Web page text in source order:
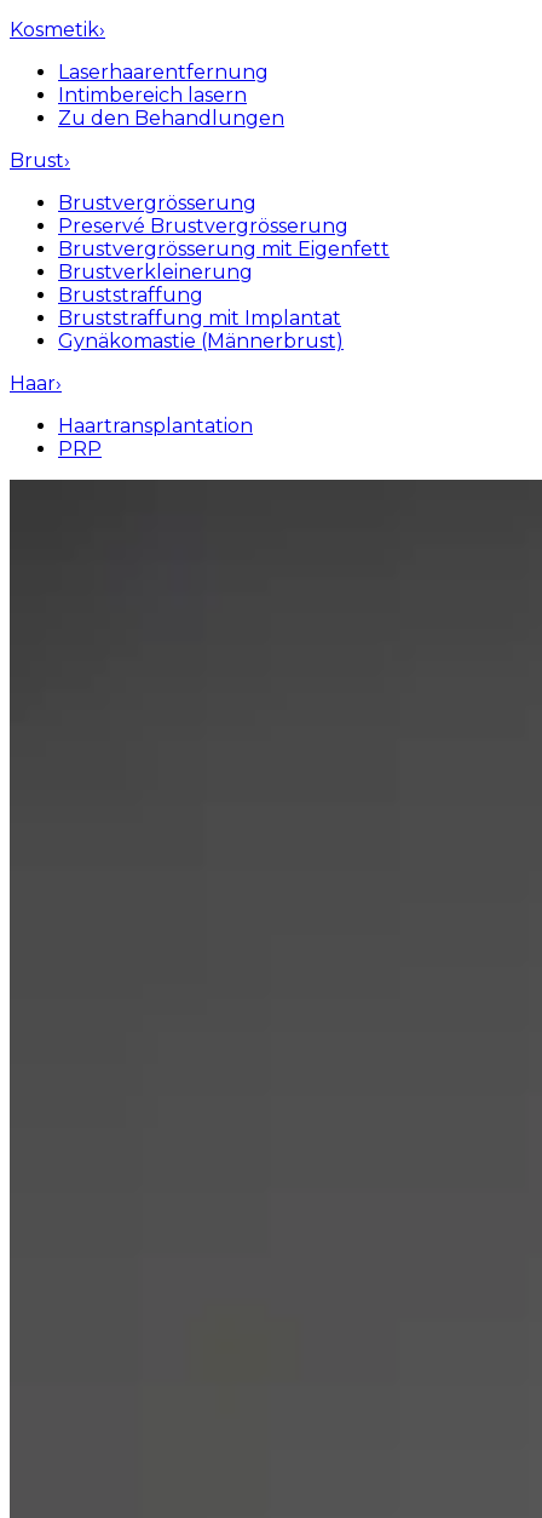
Kosmetik›
Laserhaarentfernung
Intimbereich lasern
Zu den Behandlungen
Brust›
Brustvergrösserung
Preservé Brustvergrösserung
Brustvergrösserung mit Eigenfett
Brustverkleinerung
Bruststraffung
Bruststraffung mit Implantat
Gynäkomastie (Männerbrust)
Haar›
Haartransplantation
PRP